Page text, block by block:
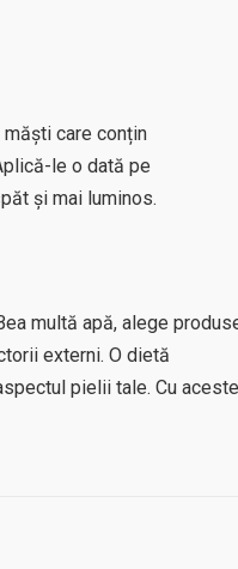
care conțin
le o dată pe
și mai luminos.
multă apă, alege
externi. O dietă
pielii tale. Cu aceste